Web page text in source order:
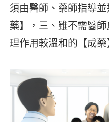
須由醫師、藥師指導
藥】，三、雖不需醫
理作用較溫和的【成藥